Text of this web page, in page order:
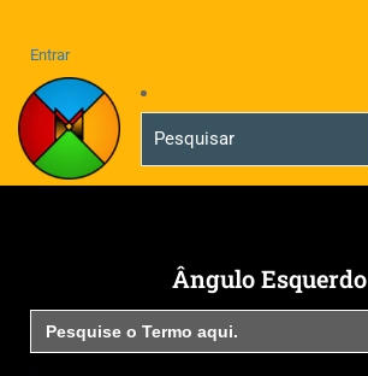
Entrar
Ângulo Esquerdo
Search
for: